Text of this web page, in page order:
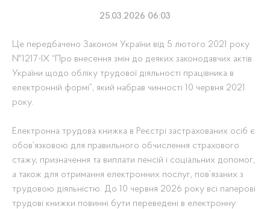
25.03.2026 06:03
Це передбачено Законом України від 5 лютого 2021 року
№1217-ІХ “Про внесення змін до деяких законодавчих актів
України щодо обліку трудової діяльності працівника в
електронній формі”, який набрав чинності 10 червня 2021
року.
Електронна трудова книжка в Реєстрі застрахованих осіб є
обов’язковою для правильного обчислення страхового
стажу, призначення та виплати пенсій і соціальних допомог,
а також для отримання електронних послуг, пов’язаних з
трудовою діяльністю. До 10 червня 2026 року всі паперові
трудові книжки повинні бути переведені в електронну